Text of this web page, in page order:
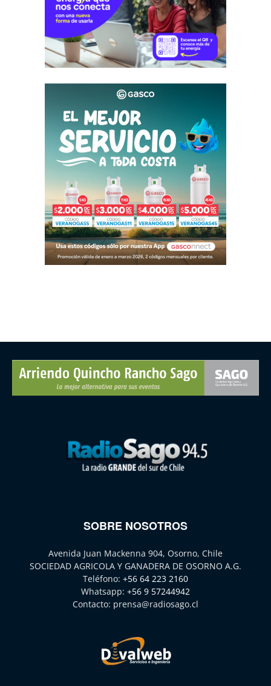
SOBRE NOSOTROS
Avenida Juan Mackenna 904, Osorno, Chile
SOCIEDAD AGRICOLA Y GANADERA DE OSORNO A.G.
Teléfono: +56 64 223 2160
Whatsapp: +56 9 57244942
Contacto: prensa@radiosago.cl